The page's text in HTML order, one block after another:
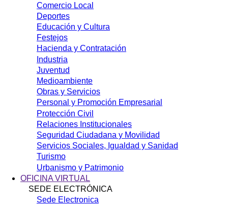
Comercio Local
Deportes
Educación y Cultura
Festejos
Hacienda y Contratación
Industria
Juventud
Medioambiente
Obras y Servicios
Personal y Promoción Empresarial
Protección Civil
Relaciones Institucionales
Seguridad Ciudadana y Movilidad
Servicios Sociales, Igualdad y Sanidad
Turismo
Urbanismo y Patrimonio
OFICINA VIRTUAL
SEDE ELECTRÓNICA
Sede Electronica